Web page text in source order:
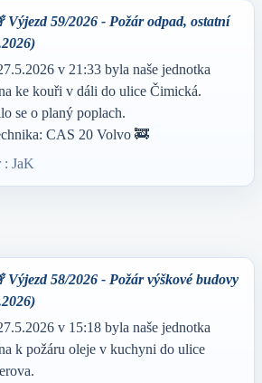
Výjezd 59/2026 - Požár odpad, ostatní
v 21:33 byla naše jednotka
ke kouři v dáli do ulice Čimická.
se o planý poplach.
CAS 20 Volvo 🚒
: JaK
Výjezd 58/2026 - Požár výškové budovy
v 15:18 byla naše jednotka
k požáru oleje v kuchyni do ulice